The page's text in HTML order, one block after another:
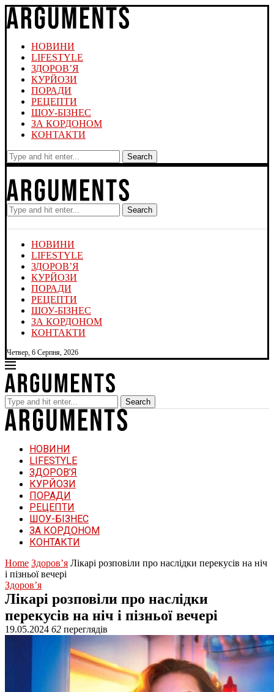
НОВИНИ
LIFESTYLE
ЗДОРОВ’Я
КУРЙОЗИ
ПОРАДИ
РЕЦЕПТИ
ШОУ-БІЗНЕС
ЗА КОРДОНОМ
КОНТАКТИ
Search
Search
НОВИНИ
LIFESTYLE
ЗДОРОВ’Я
КУРЙОЗИ
ПОРАДИ
РЕЦЕПТИ
ШОУ-БІЗНЕС
ЗА КОРДОНОМ
КОНТАКТИ
Четвер, 6 Серпня, 2026
Search
НОВИНИ
LIFESTYLE
ЗДОРОВ’Я
КУРЙОЗИ
ПОРАДИ
РЕЦЕПТИ
ШОУ-БІЗНЕС
ЗА КОРДОНОМ
КОНТАКТИ
Home Здоров’я Лікарі розповіли про наслідки перекусів на ніч
і пізньої вечері
Здоров’я
Лікарі розповіли про наслідки
перекусів на ніч і пізньої вечері
19.05.2024 62 переглядів